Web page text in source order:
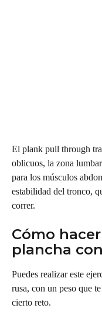
El plank pull through
oblicuos, la zona
para los músculos
estabilidad del tronco,
correr.
Cómo
plancha
Puedes realizar este
rusa, con un peso que
cierto reto.